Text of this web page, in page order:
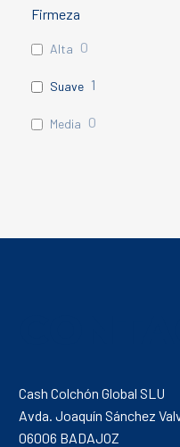
Firmeza
Alta 0
Suave 1
Media 0
Cash Colchón Global SLU
Avda. Joaquín Sánchez
06006 BADAJOZ